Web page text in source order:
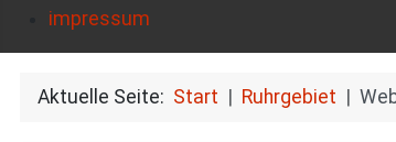
impressum
Aktuelle Seite: Start Ruhrgebiet